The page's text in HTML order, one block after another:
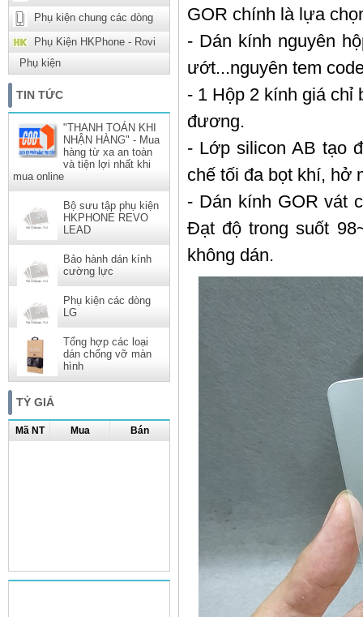
Phụ kiện chung các dòng
Phụ Kiện HKPhone - Rovi
Phụ kiện
TIN TỨC
"THANH TOÁN KHI
NHẬN HÀNG" - Mua
hàng từ xa an toàn
và tiện lợi nhất khi
mua online
Bộ sưu tập phụ kiện
HKPHONE REVO
LEAD
Bảo hành dán kính
cường lực
Phụ kiện các dòng
LG
Tổng hợp các loại
dán chống vỡ màn
hình
TỶ GIÁ
Mã NT Mua Bán
GOR chính là lựa
- Dán kính nguyên
ướt...nguyên tem
- 1 Hộp 2 kính giá
đương.
- Lớp silicon AB tạo
chế tối đa bọt khí, hở
- Dán kính GOR vát
Đạt độ trong suốt
không dán.